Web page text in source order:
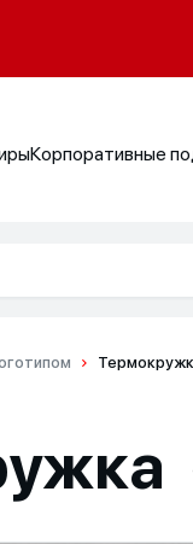
Корпоративные